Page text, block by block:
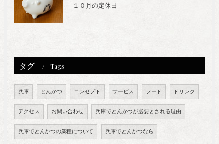
１０月の定休日
タグ Tags
兵庫 とんかつ コンセプト サービス フード ドリンク
アクセス お問い合わせ 兵庫でとんかつが必要とされる理由
兵庫でとんかつの業種について 兵庫でとんかつなら